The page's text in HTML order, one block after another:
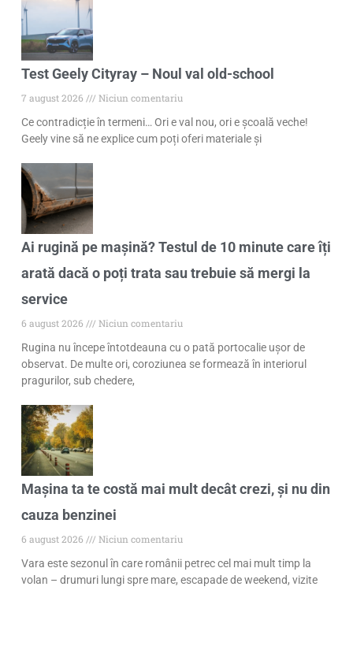
Test Geely Cityray – Noul val old-school
7 august 2026
Niciun comentariu
Ce contradicție în termeni… Ori e val nou, ori e școală veche!
Geely vine să ne explice cum poți oferi materiale și
Ai rugină pe mașină? Testul de 10 minute care îți
arată dacă o poți trata sau trebuie să mergi la
service
6 august 2026
Niciun comentariu
Rugina nu începe întotdeauna cu o pată portocalie ușor de
observat. De multe ori, coroziunea se formează în interiorul
pragurilor, sub chedere,
Mașina ta te costă mai mult decât crezi, și nu din
cauza benzinei
6 august 2026
Niciun comentariu
Vara este sezonul în care românii petrec cel mai mult timp la
volan – drumuri lungi spre mare, escapade de weekend, vizite